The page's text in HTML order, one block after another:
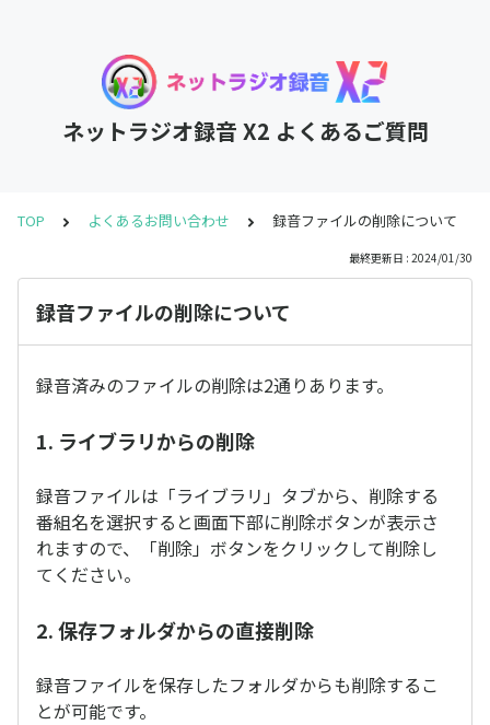
ネットラジオ録音 X2 よくあるご質問
TOP よくあるお問い合わせ 録音ファイルの削除について
最終更新日 : 2024/01/30
録音ファイルの削除について
録音済みのファイルの削除は2通りあります。
1. ライブラリからの削除
録音ファイルは「ライブラリ」タブから、削除する
番組名を選択すると画面下部に削除ボタンが表示さ
れますので、「削除」ボタンをクリックして削除し
てください。
2. 保存フォルダからの直接削除
録音ファイルを保存したフォルダからも削除するこ
とが可能です。